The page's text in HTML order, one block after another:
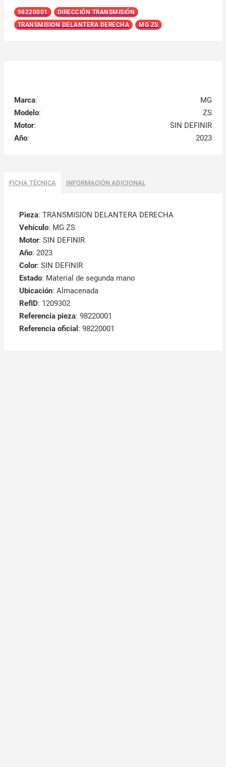
98220001
DIRECCIÓN TRANSMISIÓN
TRANSMISION DELANTERA DERECHA
MG ZS
Marca:
MG
Modelo:
ZS
Motor:
SIN DEFINIR
Año: 2023
FICHA TÉCNICA INFORMACIÓN ADICIONAL
Pieza: TRANSMISION DELANTERA DERECHA
Vehículo: MG ZS
Motor: SIN DEFINIR
Año: 2023
Color: SIN DEFINIR
Estado: Material de segunda mano
Ubicación: Almacenada
RefID: 1209302
Referencia pieza: 98220001
Referencia oficial : 98220001